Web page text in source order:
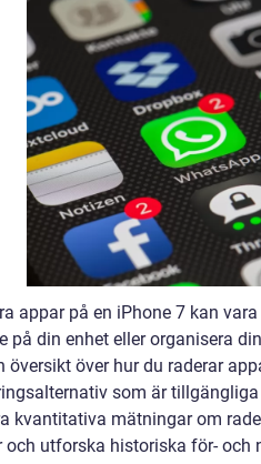
appar på en iPhone 7 kan
på din enhet eller organisera
översikt över hur du raderar
som är
kvantitativa mätningar om
och utforska historiska för- och